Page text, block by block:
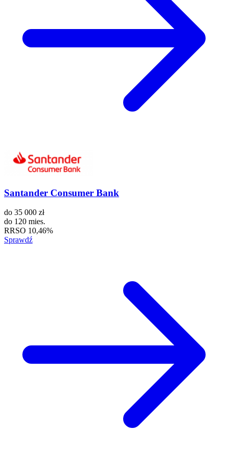
Santander Consumer Bank
do 35 000 zł
do 120 mies.
RRSO 10,46%
Sprawdź